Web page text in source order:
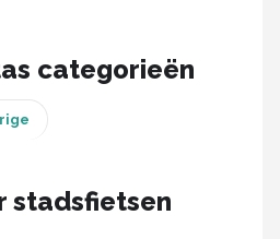
categorieën
stadsfietsen